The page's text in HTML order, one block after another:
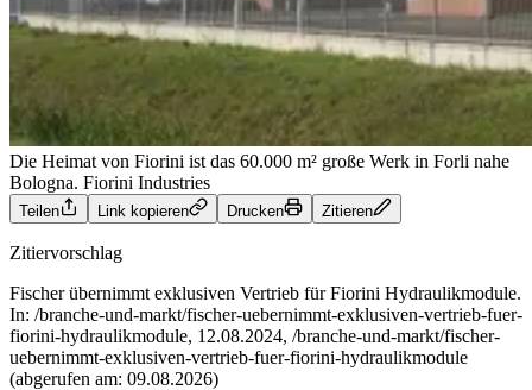
Die Heimat von Fiorini ist das 60.000 m² große Werk in Forli nahe
Bologna. Fiorini Industries
Teilen Link kopieren Drucken Zitieren
Zitiervorschlag
Fischer übernimmt exklusiven Vertrieb für Fiorini Hydraulikmodule.
In: /branche-und-markt/fischer-uebernimmt-exklusiven-vertrieb-fuer-
fiorini-hydraulikmodule, 12.08.2024, /branche-und-markt/fischer-
uebernimmt-exklusiven-vertrieb-fuer-fiorini-hydraulikmodule
(abgerufen am: 09.08.2026)